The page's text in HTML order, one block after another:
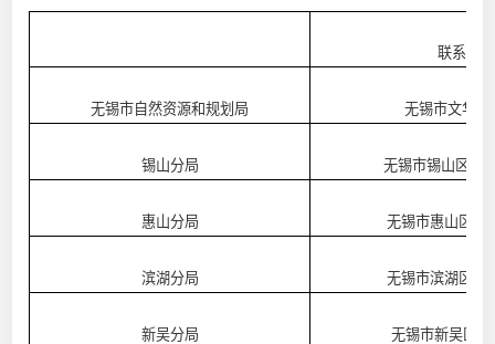
联系地址
无锡市自然资源和规划局 无锡市文华路
锡山分局 无锡市锡山区东
惠山分局 无锡市惠山区文
滨湖分局 无锡市滨湖区青
新吴分局 无锡市新吴区龙